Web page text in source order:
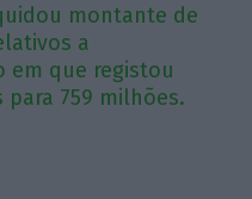
montante de
a
em que registou
759 milhões.